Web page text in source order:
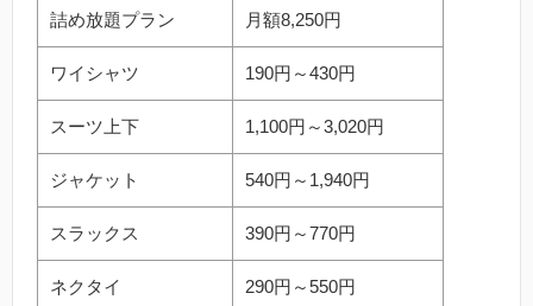
詰め放題プラン 月額8,250円
ワイシャツ 190円～430円
スーツ上下 1,100円～3,020円
ジャケット 540円～1,940円
スラックス 390円～770円
ネクタイ 290円～550円